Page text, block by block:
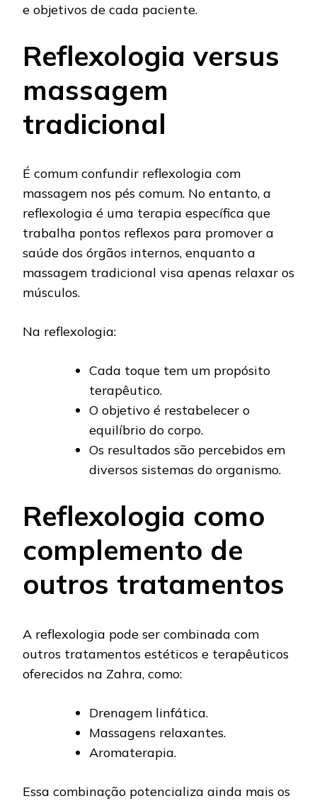
e objetivos de cada paciente.
Reflexologia versus
massagem
tradicional
É comum confundir reflexologia com
massagem nos pés comum. No entanto, a
reflexologia é uma terapia específica que
trabalha pontos reflexos para promover a
saúde dos órgãos internos, enquanto a
massagem tradicional visa apenas relaxar os
músculos.
Na reflexologia:
Cada toque tem um propósito
terapêutico.
O objetivo é restabelecer o
equilíbrio do corpo.
Os resultados são percebidos em
diversos sistemas do organismo.
Reflexologia como
complemento de
outros tratamentos
A reflexologia pode ser combinada com
outros tratamentos estéticos e terapêuticos
oferecidos na Zahra, como:
Drenagem linfática.
Massagens relaxantes.
Aromaterapia.
Essa combinação potencializa ainda mais os